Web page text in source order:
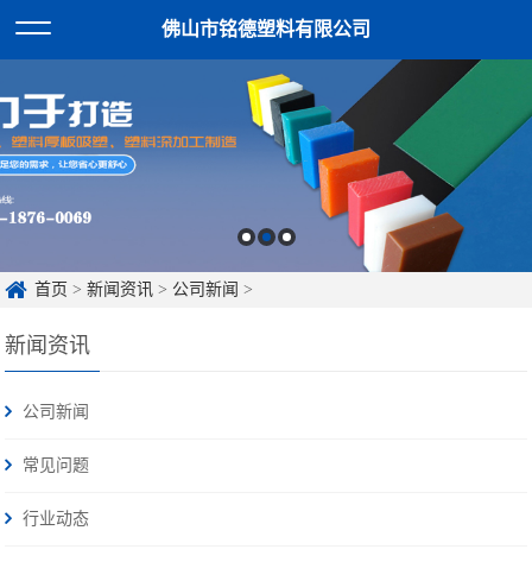
佛山市铭德塑料有限公司
首页 >新闻资讯 > 公司新闻 >
新闻资讯
公司新闻
常见问题
行业动态